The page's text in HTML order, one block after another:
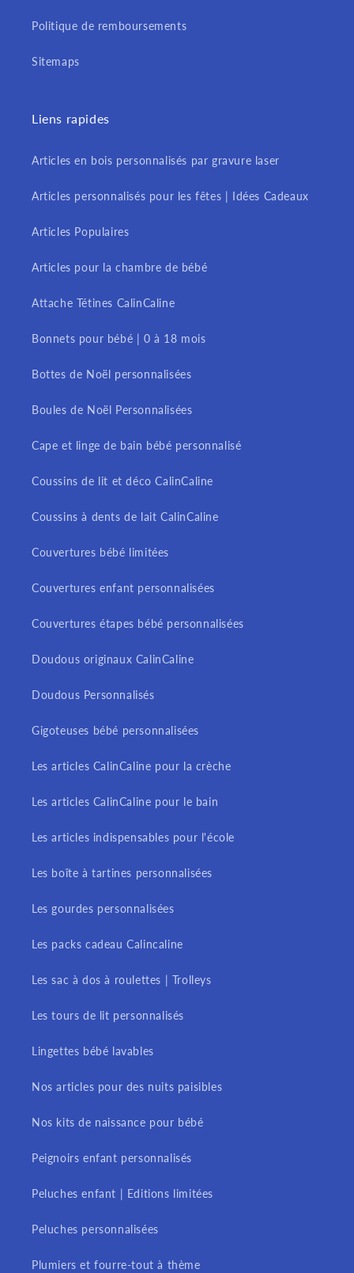
Politique de remboursements
Sitemaps
Liens rapides
Articles en bois personnalisés par gravure laser
Articles personnalisés pour les fêtes | Idées Cadeaux
Articles Populaires
Articles pour la chambre de bébé
Attache Tétines CalinCaline
Bonnets pour bébé | 0 à 18 mois
Bottes de Noël personnalisées
Boules de Noël Personnalisées
Cape et linge de bain bébé personnalisé
Coussins de lit et déco CalinCaline
Coussins à dents de lait CalinCaline
Couvertures bébé limitées
Couvertures enfant personnalisées
Couvertures étapes bébé personnalisées
Doudous originaux CalinCaline
Doudous Personnalisés
Gigoteuses bébé personnalisées
Les articles CalinCaline pour la crèche
Les articles CalinCaline pour le bain
Les articles indispensables pour l'école
Les boîte à tartines personnalisées
Les gourdes personnalisées
Les packs cadeau Calincaline
Les sac à dos à roulettes | Trolleys
Les tours de lit personnalisés
Lingettes bébé lavables
Nos articles pour des nuits paisibles
Nos kits de naissance pour bébé
Peignoirs enfant personnalisés
Peluches enfant | Editions limitées
Peluches personnalisées
Plumiers et fourre-tout à thème